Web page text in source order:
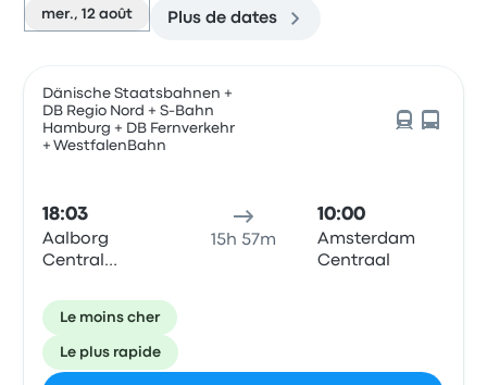
mer., 12 août Plus de dates
Dänische Staatsbahnen +
DB Regio Nord + S-Bahn
Hamburg + DB Fernverkehr
+ WestfalenBahn
18:03
Aalborg
Central
15h 57m
10:00
Amsterdam
Centraal
Le moins cher
Le plus rapide